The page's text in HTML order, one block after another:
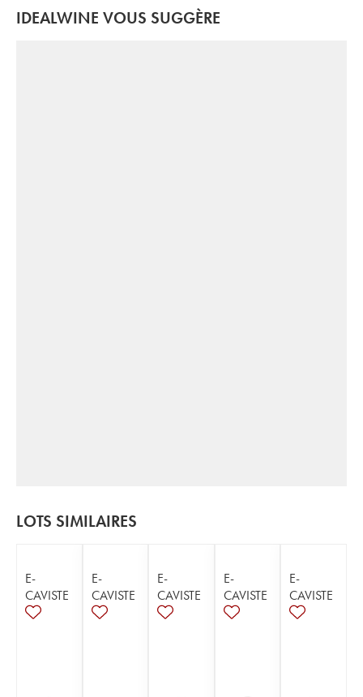
IDEALWINE VOUS SUGGÈRE
LOTS SIMILAIRES
E-
CAVISTE
E-
CAVISTE
E-
CAVISTE
E-
CAVISTE
E-
CAVISTE